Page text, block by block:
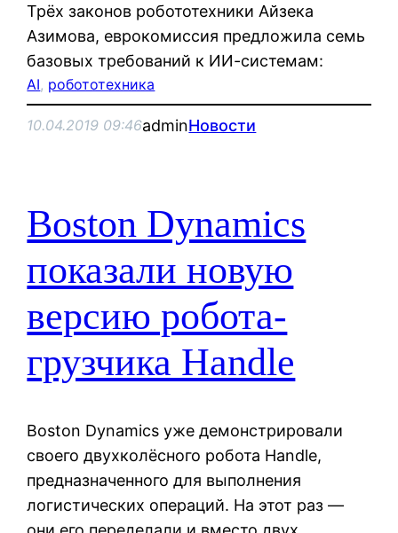
Трёх законов робототехники Айзека
Азимова, еврокомиссия предложила семь
базовых требований к ИИ-системам:
AI, робототехника
10.04.2019 09:46adminНовости
Boston Dynamics
показали новую
версию робота-
грузчика Handle
Boston Dynamics уже демонстрировали
своего двухколёсного робота Handle,
предназначенного для выполнения
логистических операций. На этот раз —